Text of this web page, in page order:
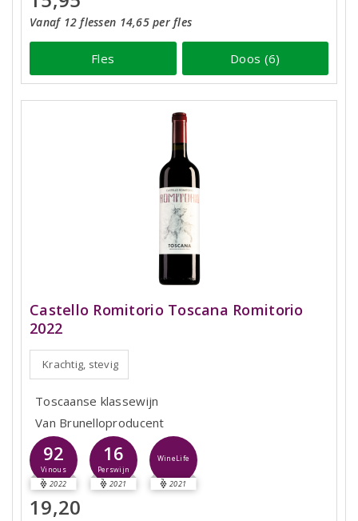
Vanaf 12 flessen 14,65 per fles
Fles Doos (6)
Castello Romitorio Toscana Romitorio
2022
Krachtig, stevig
Toscaanse klassewijn
Van Brunelloproducent
92
Vinous
2022
16
Perswijn
2021
WineLife
2021
19,20